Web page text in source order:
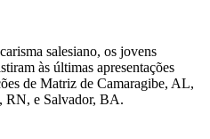
salesiano, os jovens
às últimas apresentações
de Matriz de Camaragibe, AL,
RN, e Salvador, BA.